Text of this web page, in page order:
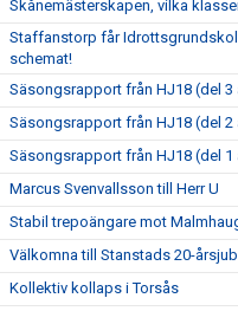
Skånemästerskapen, vilka
Staffanstorp får
schemat!
Säsongsrapport från HJ18 (del 3
Säsongsrapport från HJ18 (del 2
Säsongsrapport från HJ18 (del 1
Marcus Svenvallsson till Herr U
Stabil trepoängare mot
Välkomna till Stanstads 20-
Kollektiv kollaps i Torsås